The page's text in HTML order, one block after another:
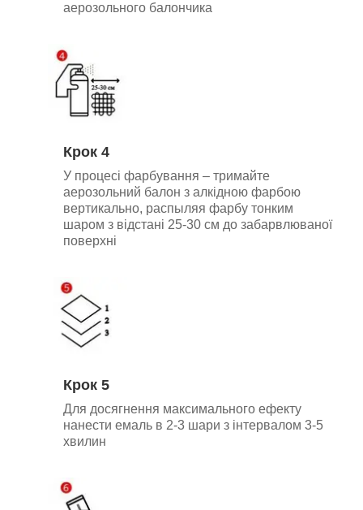
аерозольного балончика
Крок 4
У процесі фарбування – тримайте
аерозольний балон з алкідною фарбою
вертикально, распыляя фарбу тонким
шаром з відстані 25-30 см до забарвлюваної
поверхні
Крок 5
Для досягнення максимального ефекту
нанести емаль в 2-3 шари з інтервалом 3-5
хвилин